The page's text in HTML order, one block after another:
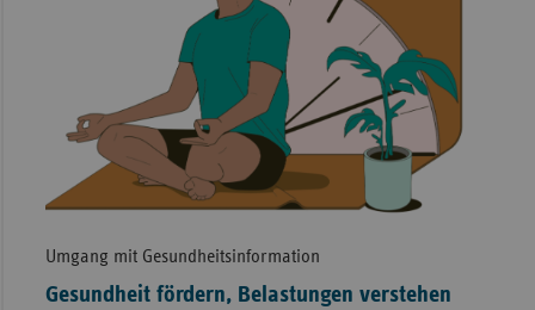
Umgang mit Gesundheitsinformation
Gesundheit fördern, Belastungen verstehen